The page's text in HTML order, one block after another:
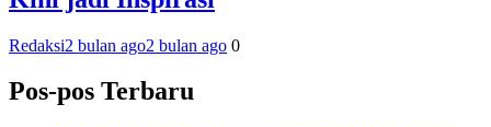
Redaksi2 bulan ago2 bulan ago 0
Pos-pos Terbaru